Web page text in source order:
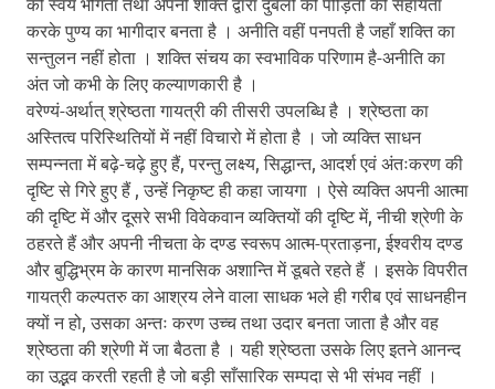
करके पुण्य का भागीदार बनता है । अनीति वहीं पनपती है जहाँ शक्ति का
सन्तुलन नहीं होता । शक्ति संचय का स्वभाविक परिणाम है-अनीति का
अंत जो कभी के लिए कल्याणकारी है ।
वरेण्यं-अर्थात् श्रेष्ठता गायत्री की तीसरी उपलब्धि है । श्रेष्ठता का
अस्तित्व परिस्थितियों में नहीं विचारो में होता है । जो व्यक्ति साधन
सम्पन्नता में बढ़े-चढ़े हुए हैं, परन्तु लक्ष्य, सिद्धान्त, आदर्श एवं अंतःकरण की
दृष्टि से गिरे हुए हैं , उन्हें निकृष्ट ही कहा जायगा । ऐसे व्यक्ति अपनी आत्मा
की दृष्टि में और दूसरे सभी विवेकवान व्यक्तियों की दृष्टि में, नीची श्रेणी के
ठहरते हैं और अपनी नीचता के दण्ड स्वरूप आत्म-प्रताड़ना, ईश्वरीय दण्ड
और बुद्धिभ्रम के कारण मानसिक अशान्ति में डूबते रहते हैं । इसके विपरीत
गायत्री कल्पतरु का आश्रय लेने वाला साधक भले ही गरीब एवं साधनहीन
क्यों न हो, उसका अन्तः करण उच्च तथा उदार बनता जाता है और वह
श्रेष्ठता की श्रेणी में जा बैठता है । यही श्रेष्ठता उसके लिए इतने आनन्द
का उद्भव करती रहती है जो बड़ी साँसारिक सम्पदा से भी संभव नहीं ।